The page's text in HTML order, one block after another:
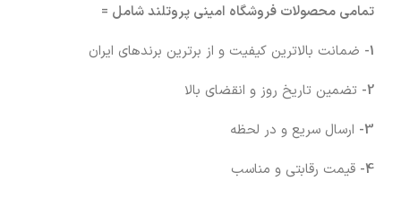
تمامی محصولات فروشگاه امینی پروتلند شامل =
1- ضمانت بالاترین کیفیت و از برترین برندهای ایران
2- تضمین تاریخ روز و انقضای بالا
3- ارسال سریع و در لحظه
4- قیمت رقابتی و مناسب